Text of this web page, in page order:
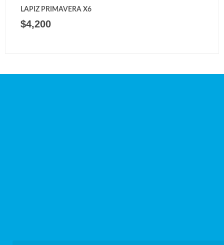
LAPIZ PRIMAVERA X6
$4,200